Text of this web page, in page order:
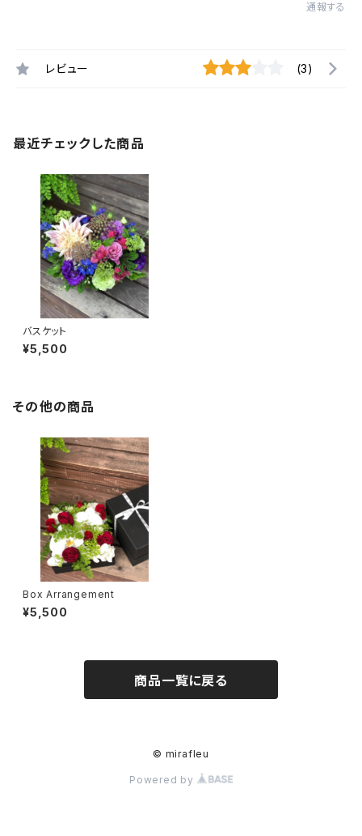
通報する
レビュー (3)
最近チェックした商品
バスケット
¥5,500
その他の商品
Box Arrangement
¥5,500
商品一覧に戻る
© mirafleu
Powered by